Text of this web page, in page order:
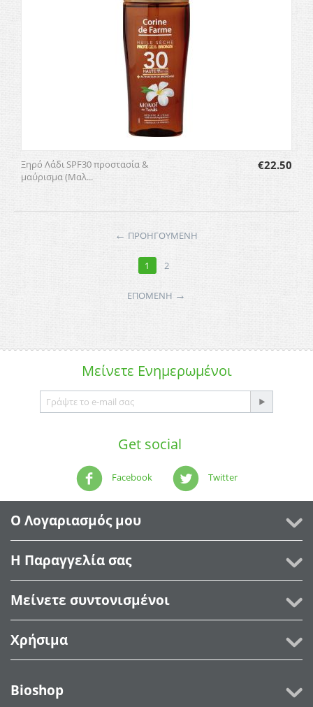
Ξηρό Λάδι SPF30 προστασία &
μαύρισμα (Μαλ...
€22.50
← ΠΡΟΗΓΟΥΜΕΝΗ
1 2
ΕΠΌΜΕΝΗ →
Μείνετε Ενημερωμένοι
Get social
Facebook Twitter
Ο Λογαριασμός μου
Η Παραγγελία σας
Μείνετε συντονισμένοι
Χρήσιμα
Bioshop